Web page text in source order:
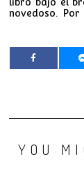
novedoso.
YOU